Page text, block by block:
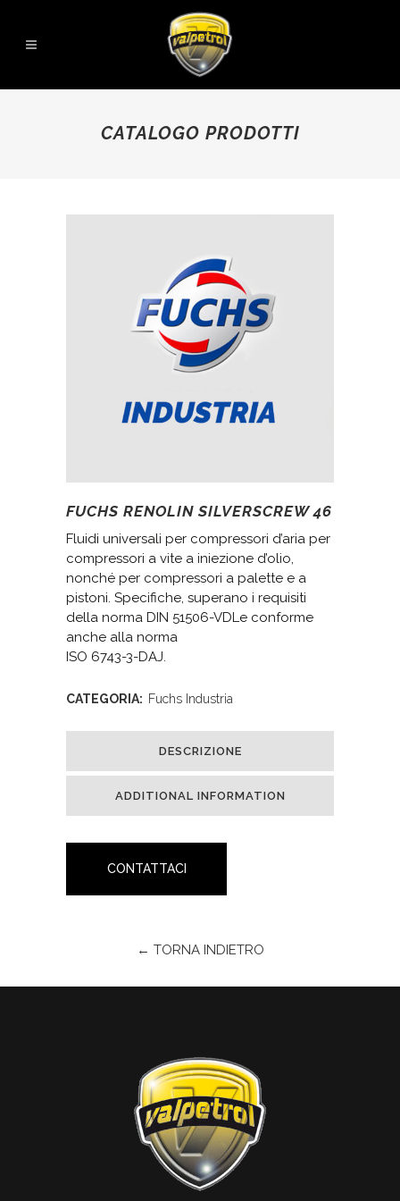
CATALOGO PRODOTTI
FUCHS RENOLIN SILVERSCREW 46
Fluidi universali per compressori d’aria per
compressori a vite a iniezione d’olio,
nonché per compressori a palette e a
pistoni. Specifiche, superano i requisiti
della norma DIN 51506-VDLe conforme
anche alla norma
ISO 6743-3-DAJ.
CATEGORIA: Fuchs Industria
DESCRIZIONE
ADDITIONAL INFORMATION
CONTATTACI
← TORNA INDIETRO